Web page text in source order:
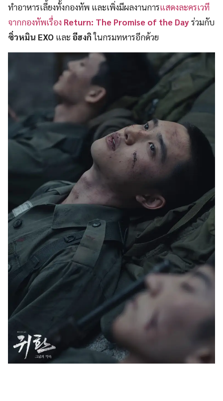
ทำอาหารเลี้ยงทั้งกองทัพ และเพิ่งมีผลงานการแสดงละครเวที
จากกองทัพเรื่อง Return: The Promise of the Dayร่วมกับ
ซิ่วหมิน EXO และ อีฮงกิในกรมทหารอีกด้วย